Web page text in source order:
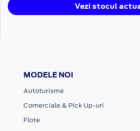
Vezi stocul
MODELE NOI
Autoturisme
Comerciale & Pick Up-uri
Flote